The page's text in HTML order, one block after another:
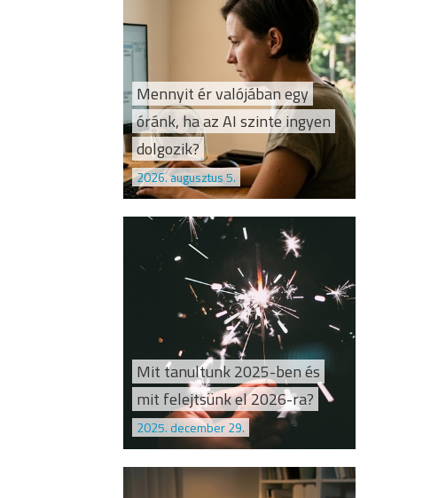
Mennyit ér valójában egy
óránk, ha az AI szinte ingyen
dolgozik?
2026. augusztus 5.
Mit tanultunk 2025-ben és
mit felejtsünk el 2026-ra?
2025. december 29.